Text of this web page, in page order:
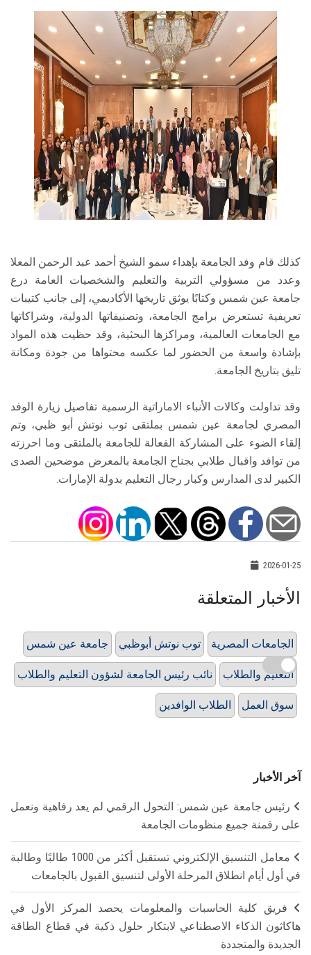
كذلك قام وفد الجامعة بإهداء سمو الشيخ أحمد عبد الرحمن المعلا
وعدد من مسؤولي التربية والتعليم والشخصيات العامة درع
جامعة عين شمس وكتابًا يوثق تاريخها الأكاديمي، إلى جانب كتيبات
تعريفية تستعرض برامج الجامعة، وتصنيفاتها الدولية، وشراكاتها
مع الجامعات العالمية، ومراكزها البحثية، وقد حظيت هذه المواد
بإشادة واسعة من الحضور لما عكسه محتواها من جودة ومكانة
تليق بتاريخ الجامعة.
وقد تداولت وكالات الأنباء الاماراتية الرسمية تفاصيل زيارة الوفد
المصري لجامعة عين شمس بملتقى توب نوتش أبو ظبي، وتم
إلقاء الضوء على المشاركة الفعالة للجامعة بالملتقى وما احرزته
من توافد واقبال طلابي بجناح الجامعة بالمعرض موضحين الصدى
الكبير لدى المدارس وكبار رجال التعليم بدولة الإمارات.
2026-01-25
الأخبار المتعلقة
جامعة عين شمس توب نوتش أبوظبي الجامعات المصرية
نائب رئيس الجامعة لشؤون التعليم والطلاب التعليم والطلاب
الطلاب الوافدين سوق العمل
آخر الأخبار
رئيس جامعة عين شمس: التحول الرقمي لم يعد رفاهية ونعمل
على رقمنة جميع منظومات الجامعة
معامل التنسيق الإلكتروني تستقبل أكثر من 1000 طالبًا وطالبة
في أول أيام انطلاق المرحلة الأولى لتنسيق القبول بالجامعات
فريق كلية الحاسبات والمعلومات يحصد المركز الأول في
هاكاثون الذكاء الاصطناعي لابتكار حلول ذكية في قطاع الطاقة
الجديدة والمتجددة